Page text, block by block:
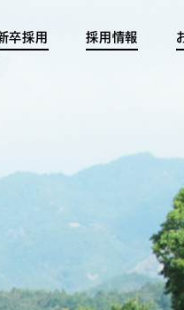
卒採用 採用情報